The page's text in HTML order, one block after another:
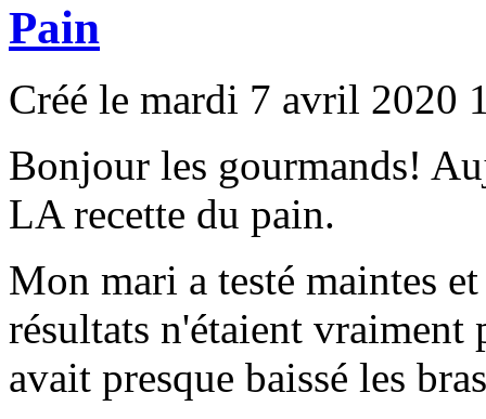
Pain
Créé le mardi 7 avril 2020
Bonjour les gourmands!
LA recette du pain.
Mon mari a testé maintes
résultats n'étaient vraiment
avait presque baissé les